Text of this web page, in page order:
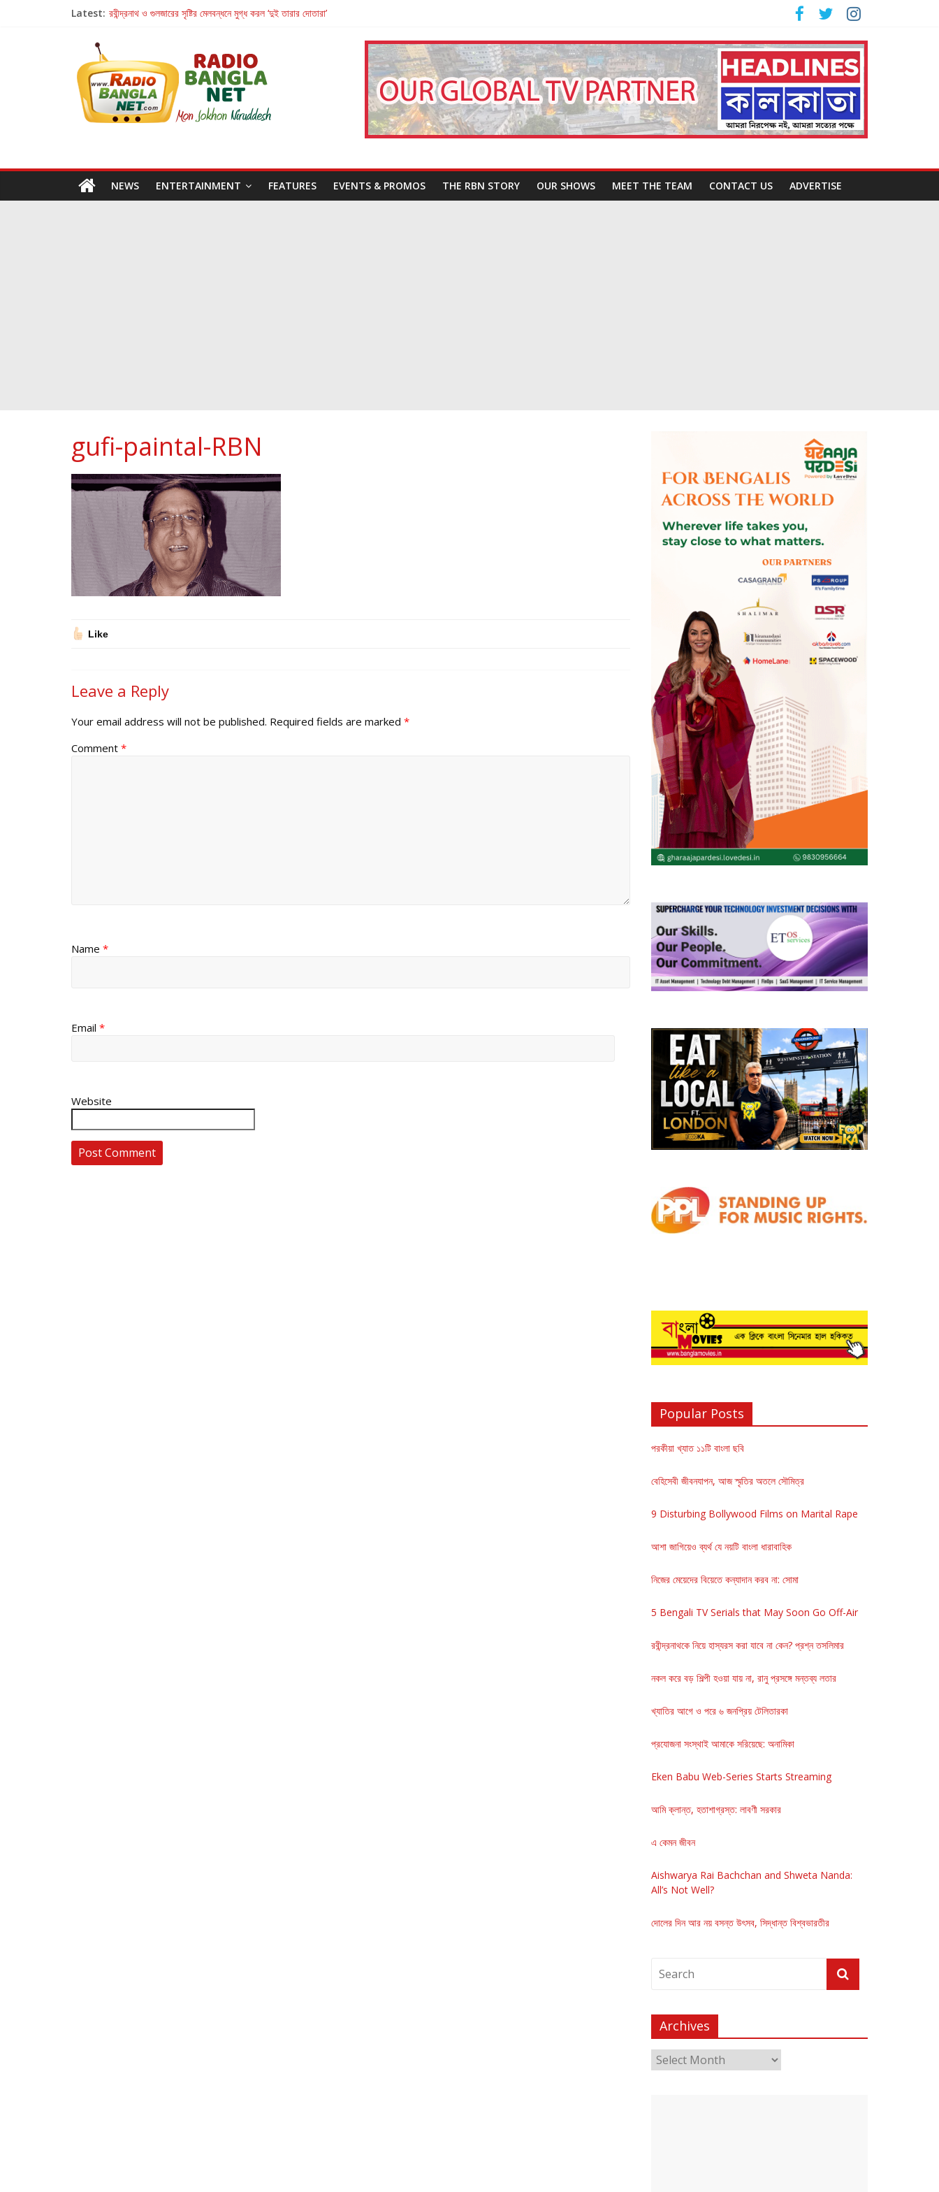
Latest: রবীন্দ্রনাথ ও গুলজারের সৃষ্টির মেলবন্ধনে মুগ্ধ করল ‘দুই তারার দোতারা’
Retribution: A Thought-Provoking Short Film That Challenges Our Understanding of Justice
হাওয়া বদলের টলিউডে ‘তুমি এলে তাই’
NEWS ENTERTAINMENT FEATURES EVENTS & PROMOS THE RBN STORY OUR SHOWS MEET THE TEAM CONTACT US ADVERTISE
gufi-paintal-RBN
Like
Leave a Reply
Your email address will not be published. Required fields are marked *
Comment *
Name *
Email *
Website
Popular Posts
পরকীয়া খ্যাত ১১টি বাংলা ছবি
বেহিসেবী জীবনযাপন, আজ স্মৃতির অতলে সৌমিত্র
9 Disturbing Bollywood Films on Marital Rape
আশা জাগিয়েও ব্যর্থ যে নয়টি বাংলা ধারাবাহিক
নিজের মেয়েদের বিয়েতে কন্যাদান করব না: সোমা
5 Bengali TV Serials that May Soon Go Off-Air
রবীন্দ্রনাথকে নিয়ে হাস্যরস করা যাবে না কেন? প্রশ্ন তসলিমার
নকল করে বড় শিল্পী হওয়া যায় না, রানু প্রসঙ্গে মন্তব্য লতার
খ্যাতির আগে ও পরে ৬ জনপ্রিয় টেলিতারকা
প্রযোজনা সংস্থাই আমাকে সরিয়েছে: অনামিকা
Eken Babu Web-Series Starts Streaming
আমি ক্লান্ত, হতাশাগ্রস্ত: লাবণী সরকার
এ কেমন জীবন
Aishwarya Rai Bachchan and Shweta Nanda:
All’s Not Well?
দোলের দিন আর নয় বসন্ত উৎসব, সিদ্ধান্ত বিশ্বভারতীর
Archives